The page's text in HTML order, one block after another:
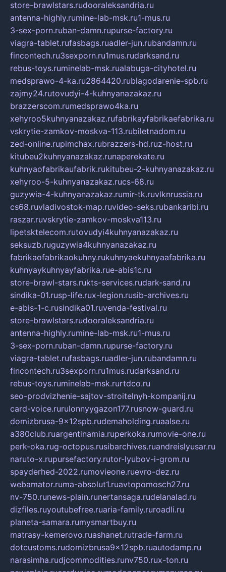
store-brawlstars.rudooraleksandria.ru
antenna-highly.rumine-lab-msk.ru1-mus.ru
3-sex-porn.ruban-damn.rupurse-factory.ru
viagra-tablet.rufasbags.ruadler-jun.rubandamn.ru
fincontech.ru3sexporn.ru1mus.rudarksand.ru
rebus-toys.ruminelab-msk.rualabuga-cityhotel.ru
medsprawo-4-ka.ru2864420.rublagodarenie-spb.ru
zajmy24.rutovudyi-4-kuhnyanazakaz.ru
brazzerscom.rumedsprawo4ka.ru
xehyroo5kuhnyanazakaz.rufabrikayfabrikaefabrika.ru
vskrytie-zamkov-moskva-113.rubiletnadom.ru
zed-online.rupimchax.rubrazzers-hd.ruz-host.ru
kitubeu2kuhnyanazakaz.runaperekate.ru
kuhnyaofabrikaufabrik.rukitubeu-2-kuhnyanazakaz.ru
xehyroo-5-kuhnyanazakaz.rucs-68.ru
guzywia-4-kuhnyanazakaz.rumir-tk.ruvlknrussia.ru
cs68.ruvladivostok-map.ruvideo-seks.rubankaribi.ru
raszar.ruvskrytie-zamkov-moskva113.ru
lipetsktelecom.rutovudyi4kuhnyanazakaz.ru
seksuzb.ruguzywia4kuhnyanazakaz.ru
fabrikaofabrikaokuhny.rukuhnyaekuhnyaafabrika.ru
kuhnyaykuhnyayfabrika.rue-abis1c.ru
store-brawl-stars.rukts-services.rudark-sand.ru
sindika-01.rusp-life.rux-legion.rusib-archives.ru
e-abis-1-c.rusindika01.ruvenda-festival.ru
store-brawlstars.rudooraleksandria.ru
antenna-highly.rumine-lab-msk.ru1-mus.ru
3-sex-porn.ruban-damn.rupurse-factory.ru
viagra-tablet.rufasbags.ruadler-jun.rubandamn.ru
fincontech.ru3sexporn.ru1mus.rudarksand.ru
rebus-toys.ruminelab-msk.rurtdco.ru
seo-prodvizhenie-sajtov-stroitelnyh-kompanij.ru
card-voice.rurulonnyygazon177.rusnow-guard.ru
domizbrusa-9x12spb.rudemaholding.ruaalse.ru
a380club.ruargentinamia.ruperkoka.rumovie-one.ru
perk-oka.rug-octopus.rusibarchives.ruandreislyusar.ru
naruto-x.rupursefactory.rutor-lyubov-i-grom.ru
spayderhed-2022.rumovieone.ruevro-dez.ru
webamator.ruma-absolut1.ruavtopomosch27.ru
nv-750.runews-plain.runertansaga.rudelanalad.ru
dizfiles.ruyoutubefree.ruaria-family.ruroadli.ru
planeta-samara.rumysmartbuy.ru
matrasy-kemerovo.ruashanet.rutrade-farm.ru
dotcustoms.rudomizbrusa9x12spb.ruautodamp.ru
narasimha.rudjcommodities.runv750.rux-ton.ru